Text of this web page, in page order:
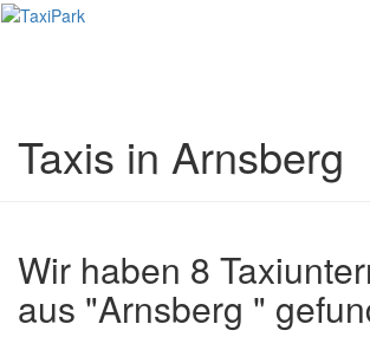
Taxis in Arnsberg
Wir haben 8
aus "Arnsberg "